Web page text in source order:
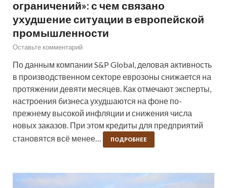
ограничений»: с чем связано
ухудшение ситуации в европейской
промышленности
Оставьте комментарий
По данным компании S&P Global, деловая активность
в производственном секторе еврозоны снижается на
протяжении девяти месяцев. Как отмечают эксперты,
настроения бизнеса ухудшаются на фоне по-
прежнему высокой инфляции и снижения числа
новых заказов. При этом кредиты для предприятий
становятся всё менее…
ПОДРОБНЕЕ